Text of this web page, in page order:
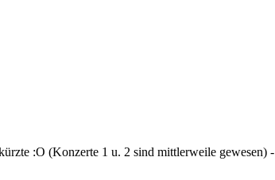
:O (Konzerte 1 u. 2 sind mittlerweile gewesen) -